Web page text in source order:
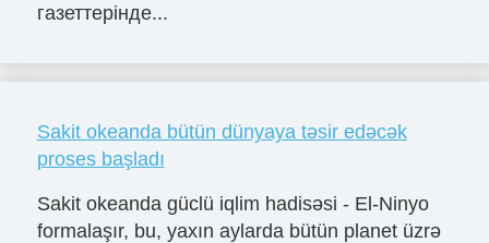
газеттерінде...
Sakit okeanda bütün dünyaya təsir edəcək
proses başladı
Sakit okeanda güclü iqlim hadisəsi - El-Ninyo
formalaşır, bu, yaxın aylarda bütün planet üzrə